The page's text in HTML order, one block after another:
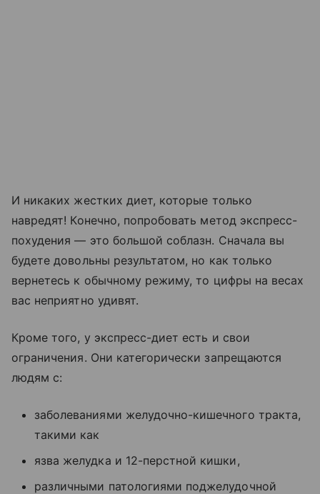
И никаких жестких диет, которые только
навредят! Конечно, попробовать метод экспресс-
похудения — это большой соблазн. Сначала вы
будете довольны результатом, но как только
вернетесь к обычному режиму, то цифры на весах
вас неприятно удивят.
Кроме того, у экспресс-диет есть и свои
ограничения. Они категорически запрещаются
людям с:
заболеваниями желудочно-кишечного тракта,
такими как
язва желудка и 12-перстной кишки,
различными патологиями поджелудочной